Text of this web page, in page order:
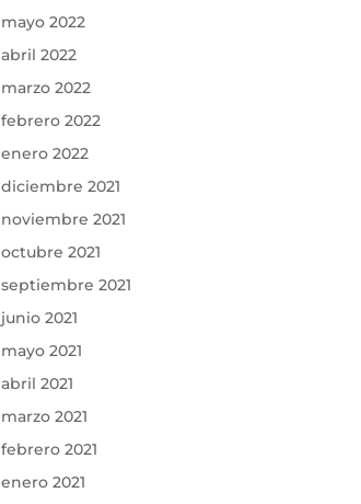
mayo 2022
abril 2022
marzo 2022
febrero 2022
enero 2022
diciembre 2021
noviembre 2021
octubre 2021
septiembre 2021
junio 2021
mayo 2021
abril 2021
marzo 2021
febrero 2021
enero 2021